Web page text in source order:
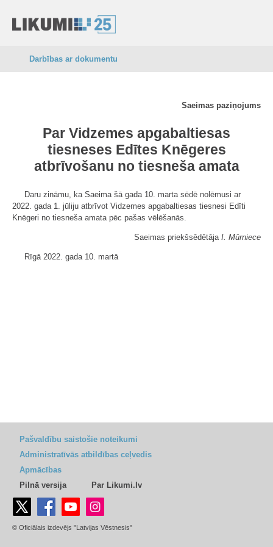
Darbības ar dokumentu
Saeimas paziņojums
Par Vidzemes apgabaltiesas
tiesneses Edītes Knēgeres
atbrīvošanu no tiesneša amata
Daru zināmu, ka Saeima šā gada 10. marta sēdē nolēmusi ar
2022. gada 1. jūliju atbrīvot Vidzemes apgabaltiesas tiesnesi Edīti
Knēgeri no tiesneša amata pēc pašas vēlēšanās.
Saeimas priekšsēdētāja I. Mūrniece
Rīgā 2022. gada 10. martā
Pašvaldību saistošie noteikumi
Administratīvās atbildības ceļvedis
Apmācības
Pilnā versija
Par Likumi.lv
© Oficiālais izdevējs "Latvijas Vēstnesis"